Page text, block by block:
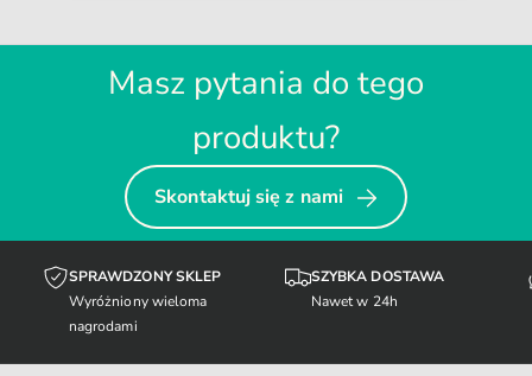
Masz pytania do tego
produktu?
Skontaktuj się z nami
SPRAWDZONY SKLEP
Wyróżniony wieloma
nagrodami
SZYBKA DOSTAWA
Nawet w 24h